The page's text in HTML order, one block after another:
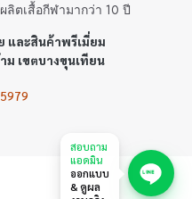
ลิตเสื้อกีฬามากว่า 10 ปี
และสินค้าพรีเมี่ยม
ม เขตบางขุนเทียน
สอบถาม
แอดมิน
ออกแบบ
& ดูผล